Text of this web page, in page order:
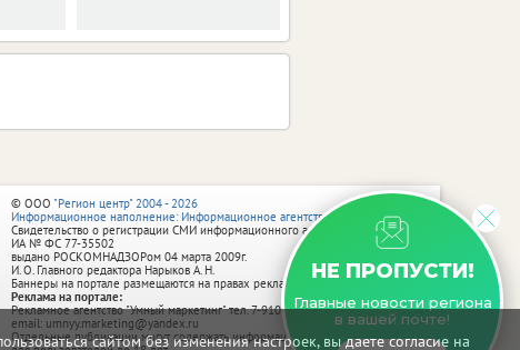
сайтом без изменения настроек, вы даете согласие на
НЕ ПРОПУСТИ!
Главные новости региона
в вашей почте!
© ООО "Регион центр" 2004 - 2026
Информационное наполнение: Информационное агентство vRossii.ru
Свидетельство о регистрации СМИ информационного агентства vRossii.ru
ИА № ФС 77‑35502
выдано РОСКОМНАДЗОРом 04 марта 2009г.
И. О. Главного редактора Нарыков А. Н.
Баннеры на портале размещаются на правах рекламы.
Реклама на портале:
Рекламное агентство "Умный маркетинг" тел. 7-910-267-70-40,
email: umnyy.marketing@yandex.ru
Отдельные публикации могут содержать информацию, не предназначенную